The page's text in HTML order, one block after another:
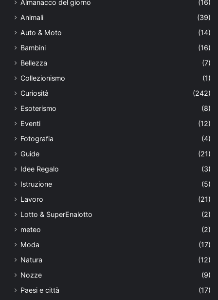
Almanacco del giorno
(16)
Animali
(39)
Auto & Moto
(14)
Bambini
(16)
Bellezza
(7)
Collezionismo
(1)
Curiosità
(242)
Esoterismo
(8)
Eventi
(12)
Fotografia
(4)
Guide
(21)
Idee Regalo
(3)
Istruzione
(5)
Lavoro
(21)
Lotto & SuperEnalotto
(2)
meteo
(2)
Moda
(17)
Natura
(12)
Nozze
(9)
Paesi e città
(17)